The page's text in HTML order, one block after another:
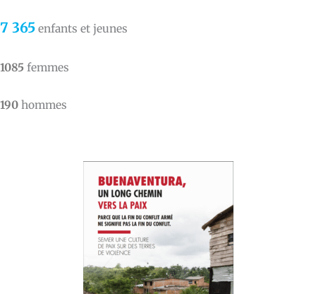
7 365 enfants et jeunes
1085 femmes
190 hommes